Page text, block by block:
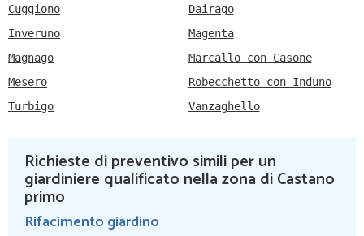
Cuggiono
Dairago
Inveruno
Magenta
Magnago
Marcallo con Casone
Mesero
Robecchetto con Induno
Turbigo
Vanzaghello
Richieste di preventivo simili per un
giardiniere qualificato nella zona di Castano
primo
Rifacimento giardino